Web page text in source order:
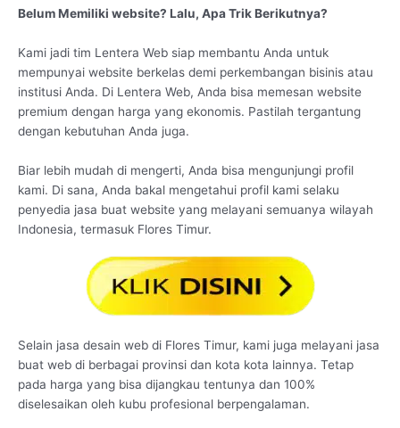
Belum Memiliki website? Lalu, Apa Trik Berikutnya?
Kami jadi tim Lentera Web siap membantu Anda untuk
mempunyai website berkelas demi perkembangan bisinis atau
institusi Anda. Di Lentera Web, Anda bisa memesan website
premium dengan harga yang ekonomis. Pastilah tergantung
dengan kebutuhan Anda juga.
Biar lebih mudah di mengerti, Anda bisa mengunjungi profil
kami. Di sana, Anda bakal mengetahui profil kami selaku
penyedia jasa buat website yang melayani semuanya wilayah
Indonesia, termasuk Flores Timur.
Selain jasa desain web di Flores Timur, kami juga melayani jasa
buat web di berbagai provinsi dan kota kota lainnya. Tetap
pada harga yang bisa dijangkau tentunya dan 100%
diselesaikan oleh kubu profesional berpengalaman.